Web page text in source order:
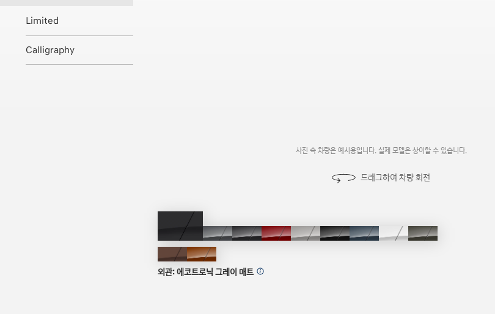
Limited
Calligraphy
사진 속 차량은 예시용입니다. 실제 모델은 상이할 수 있습니다.
드래그하여 차량 회전
에코트로닉
그레이
매트
햄튼
에코트로닉얼티밋 쉬머링 팬텀
아틀란티스세레니티록우드
얼씨
브래스
테라코타
오렌지
외관:에코트로닉 그레이 매트